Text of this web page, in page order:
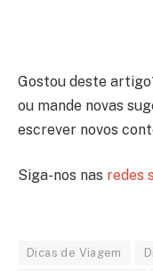
Gostou deste
ou mande novas
escrever novos
Siga-nos nas redes
Dicas de Viagem